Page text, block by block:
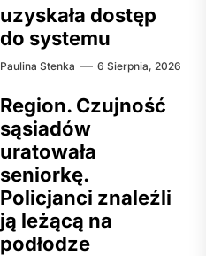
uzyskała dostęp
do systemu
Paulina Stenka 6 Sierpnia, 2026
Region. Czujność
sąsiadów
uratowała
seniorkę.
Policjanci znaleźli
ją leżącą na
podłodze